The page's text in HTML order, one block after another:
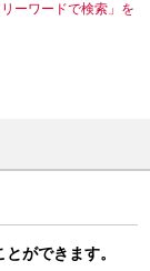
ーワードで検索」を
ができます。